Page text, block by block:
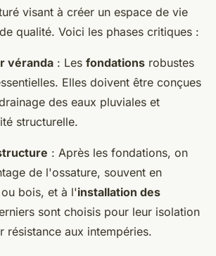
visant à créer un espace de vie
qualité. Voici les phases critiques :
véranda : Les fondations robustes
Elles doivent être conçues
des eaux pluviales et
structurelle.
: Après les fondations, on
de l'ossature, souvent en
bois, et à l'installation des
sont choisis pour leur isolation
résistance aux intempéries.